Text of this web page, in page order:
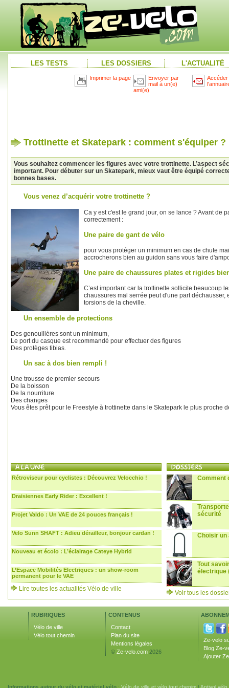
LES TESTS LES DOSSIERS L'ACTUALITÉ
Imprimer la page
Envoyer par
mail à un(e)
ami(e)
Accéder
Trottinette et Skatepark : comment s'équiper ?
Vous souhaitez commencer les figures avec votre trottinette. L’aspect
important. Pour débuter sur un Skatepark, mieux vaut être équipé
bonnes bases.
Vous venez d’acquérir votre trottinette ?
Ca y est c'est le grand jour, on se lance ? Avant de
correctement :
Une paire de gant de vélo
pour vous protéger un minimum en cas de chute
accrocherons bien au guidon sans vous faire
Une paire de chaussures plates et rigides
C’est important car la trottinette sollicite beaucoup
chaussures mal serrée peut d'une part déchausser,
torsions de la cheville.
Un ensemble de protections
Des genouillères sont un minimum,
Le port du casque est recommandé pour effectuer des figures
Des protèges tibias.
Un sac à dos bien rempli !
Une trousse de premier secours
De la boisson
De la nourriture
Des changes
Vous êtes prêt pour le Freestyle à trottinette dans le Skatepark le plus proche
Rétroviseur pour cyclistes : Découvrez Velocchio !
Draisiennes Early Rider : Excellent !
Projet Valdo : Un VAE de 24 pouces français !
Velo Sunn SHAFT : Adieu dérailleur, bonjour cardan !
Nouveau et écolo : L’éclairage Cateye Hybrid
L’Espace Mobilités Electriques : un show-room
permanent pour le VAE
Lire toutes les actualités Vélo de ville
Comment
sécurité
Choisir un
Tout
électrique
Voir tous les
RUBRIQUES
Vélo de ville
Vélo tout chemin
CONTENUS
Contact
Plan du site
Mentions légales
© Ze-velo.com 2026
Ze-velo
Blog Ze-
Ajouter
Informations autour du vélo et matériel vélo : Vélo de ville et vélo tout chenim | Antivol vélo